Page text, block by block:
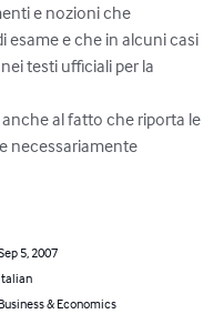
e nozioni che
e che in alcuni casi
testi ufficiali per la
al fatto che riporta le
necessariamente
5, 2007
Italian
Business & Economics